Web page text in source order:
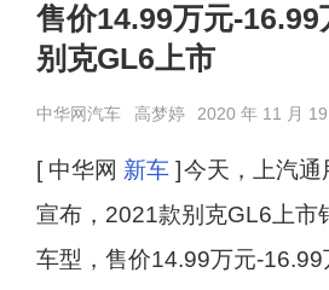
售价14.99万元-16.99
别克GL6上市
中华网汽车 高梦婷 2020 年 11 月
[ 中华网 新车] 今天，上汽通
宣布，2021款别克GL6上市
车型，售价14.99万元-16.99